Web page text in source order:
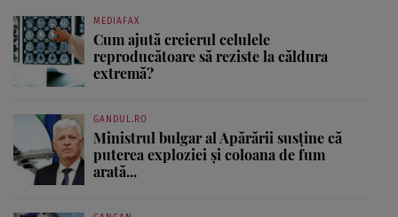
MEDIAFAX
Cum ajută creierul celulele
reproducătoare să reziste la căldura
extremă?
GANDUL.RO
Ministrul bulgar al Apărării susține că
puterea exploziei și coloana de fum
arată...